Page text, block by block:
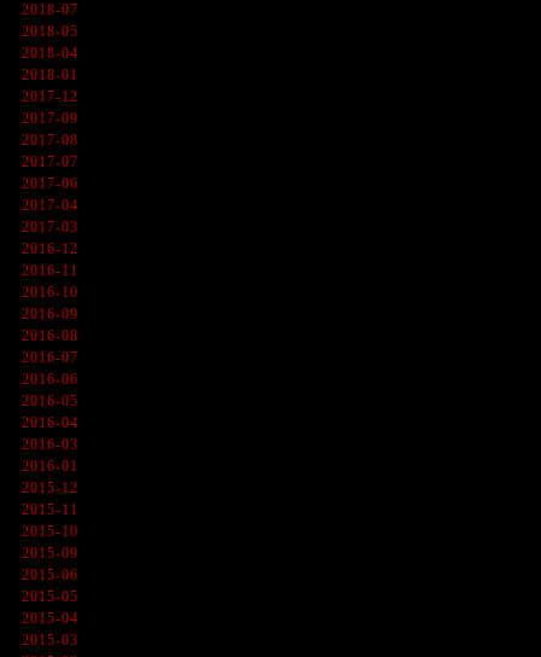
2018-07
2018-05
2018-04
2018-01
2017-12
2017-09
2017-08
2017-07
2017-06
2017-04
2017-03
2016-12
2016-11
2016-10
2016-09
2016-08
2016-07
2016-06
2016-05
2016-04
2016-03
2016-01
2015-12
2015-11
2015-10
2015-09
2015-06
2015-05
2015-04
2015-03